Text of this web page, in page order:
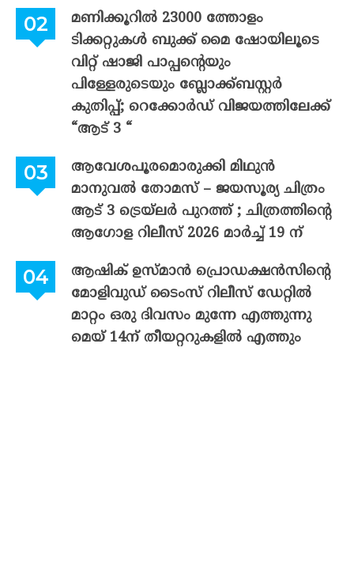
മണിക്കൂറിൽ 23000 ത്തോളം
ടിക്കറ്റുകൾ ബുക്ക് മൈ ഷോയിലൂടെ
വിറ്റ് ഷാജി പാപ്പന്റെയും
പിള്ളേരുടെയും ബ്ലോക്ക്ബസ്റ്റർ
കുതിപ്പ്; റെക്കോർഡ് വിജയത്തിലേക്ക്
“ആട് 3 “
ആവേശപൂരമൊരുക്കി മിഥുൻ
മാനുവൽ തോമസ് – ജയസൂര്യ ചിത്രം
ആട് 3 ട്രെയ്‌ലർ പുറത്ത് ; ചിത്രത്തിന്റെ
ആഗോള റിലീസ് 2026 മാർച്ച് 19 ന്
ആഷിക് ഉസ്മാൻ പ്രൊഡക്ഷൻസിന്റെ
മോളിവുഡ് ടൈംസ് റിലീസ് ഡേറ്റിൽ
മാറ്റം ഒരു ദിവസം മുന്നേ എത്തുന്നു
മെയ് 14ന് തീയറ്ററുകളിൽ എത്തും